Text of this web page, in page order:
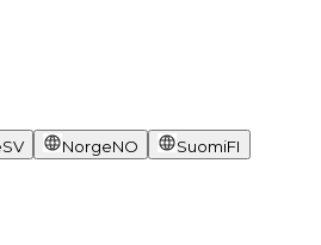
SV NorgeNO SuomiFI